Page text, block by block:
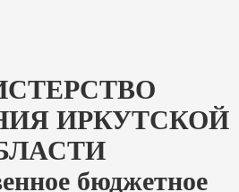
ИРКУТСКОЙ
бюджетное